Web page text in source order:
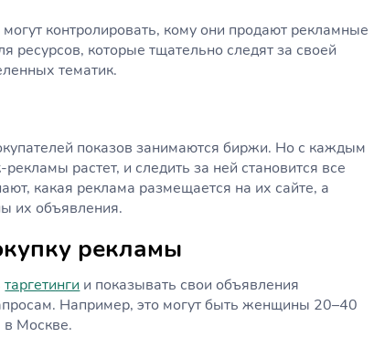
контролировать, кому они продают рекламные
ресурсов, которые тщательно следят за своей
тематик.
показов занимаются биржи. Но с каждым
растет, и следить за ней становится все
какая реклама размещается на их сайте, а
их объявления.
рекламы
таргетинги и показывать свои объявления
Например, это могут быть женщины 20–40
в Москве.